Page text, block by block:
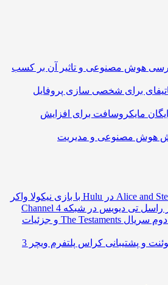
هوش مصنوعی و تاثیر آن بر کسب
برای شخصی سازی پروفایل
مایکروسافت برای افزایش
مصنوعی و مدیریت
زمان پخش فصل دوم سریال The Testaments و جزئیات
پشتیبانی کراس پلتفرم ویچر 3